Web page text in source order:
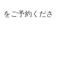
ご予約くださ